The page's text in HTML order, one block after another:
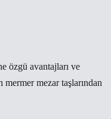
özgü avantajları ve
mermer mezar taşlarından